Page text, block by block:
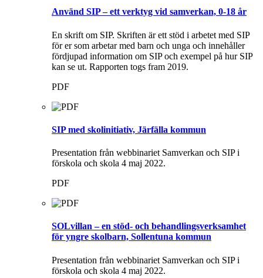
Använd SIP – ett verktyg vid samverkan, 0-18 år
En skrift om SIP. Skriften är ett stöd i arbetet med SIP
för er som arbetar med barn och unga och innehåller
fördjupad information om SIP och exempel på hur SIP
kan se ut. Rapporten togs fram 2019.
PDF
SIP med skolinitiativ, Järfälla kommun
Presentation från webbinariet Samverkan och SIP i
förskola och skola 4 maj 2022.
PDF
SOLvillan – en stöd- och behandlingsverksamhet
för yngre skolbarn, Sollentuna kommun
Presentation från webbinariet Samverkan och SIP i
förskola och skola 4 maj 2022.